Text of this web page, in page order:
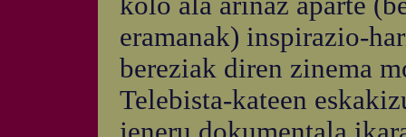
eramanak) inspirazio-
bereziak diren zinema
Telebista-kateen